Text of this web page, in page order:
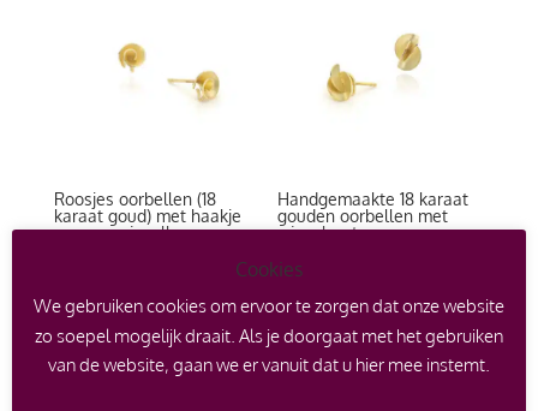
Roosjes oorbellen (18
karaat goud) met haakje
voor verwisselbare
Handgemaakte 18 karaat
gouden oorbellen met
wisselsysteem voor
Symbiose
€520.00 - €550.00 Prijsklasse:
€520.00
tot
Cookies
We gebruiken cookies om ervoor te zorgen dat onze website
zo soepel mogelijk draait. Als je doorgaat met het gebruiken
van de website, gaan we er vanuit dat u hier mee instemt.